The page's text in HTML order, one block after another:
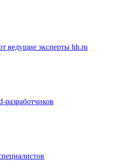
ведущие эксперты hh.ru
разработчиков